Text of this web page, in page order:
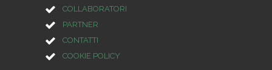
COLLABORATORI
PARTNER
CONTATTI
COOKIE POLICY